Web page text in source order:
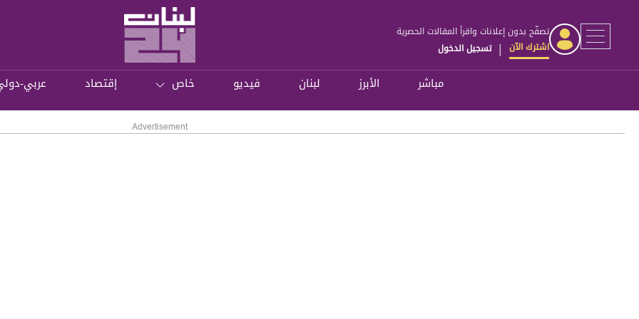
تصفّح بدون إعلانات واقرأ المقالات الحصرية
اشترك الآن | تسجيل الدخول
مباشر الأبرز لبنان فيديو خاص إقتصاد عربي-
Advertisement